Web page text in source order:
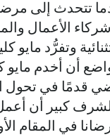
تتحدث إلى
الأعمال
وتفرُّد مايو
أن أخدم مايو
قدمًا في تحول
لشرف كبير أن
في المقام